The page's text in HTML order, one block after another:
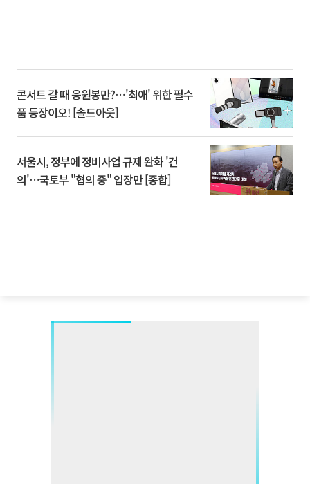
콘서트 갈 때 응원봉만?⋯'최애' 위한 필수
품 등장이오! [솔드아웃]
서울시, 정부에 정비사업 규제 완화 '건
의'⋯국토부 "협의 중" 입장만 [종합]